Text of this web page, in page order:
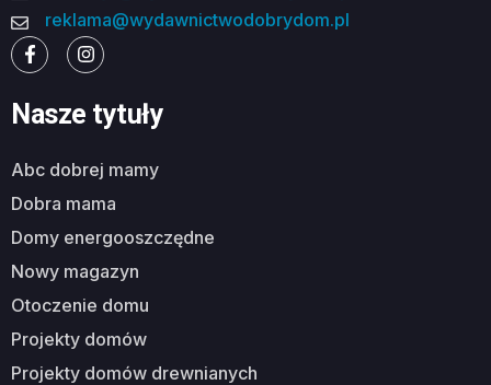
reklama@wydawnictwodobrydom.pl
Nasze tytuły
abc dobrej mamy
dobra mama
domy energooszczędne
nowy magazyn
otoczenie domu
projekty domów
projekty domów drewnianych